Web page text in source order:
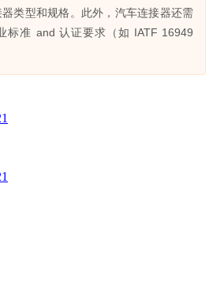
类型和规格。此外，汽车连接器还需
标准 and 认证要求（如 IATF 16949